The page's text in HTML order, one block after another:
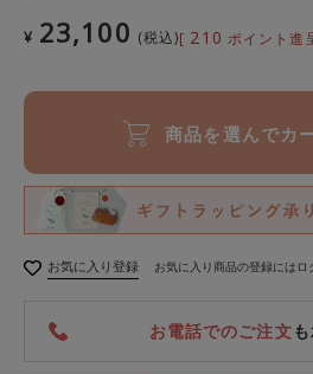
¥ 23,100 税込 [ 210 ポイント進
商品を選んでカ
お気に入り登録 お気に入り商品の登録には
お電話でのご注文